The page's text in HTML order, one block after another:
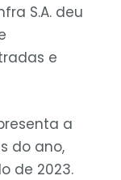
S.A. deu
e
a
do ano,
de 2023.